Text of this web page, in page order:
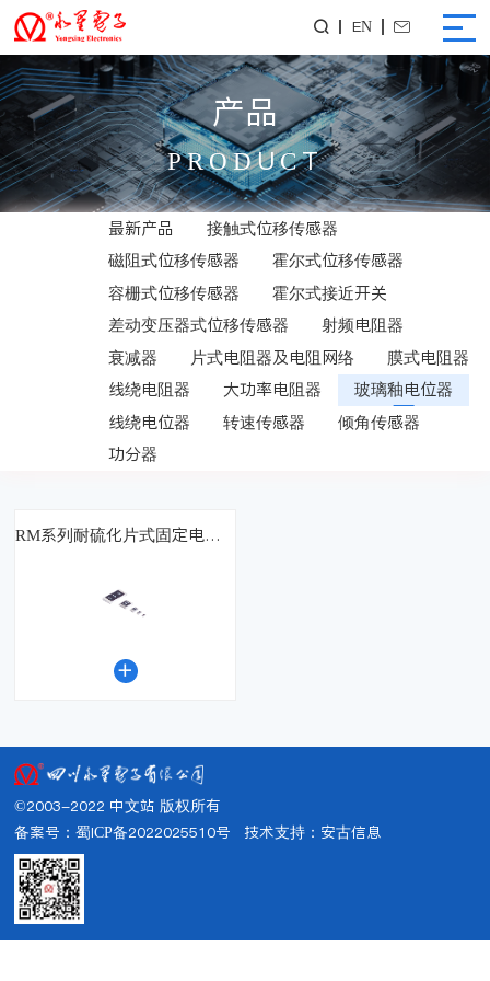
 EN 
产品
PRODUCT
最新产品
接触式位移传感器
磁阻式位移传感器
霍尔式位移传感器
容栅式位移传感器
霍尔式接近开关
差动变压器式位移传感器
射频电阻器
衰减器
片式电阻器及电阻网络
膜式电阻器
线绕电阻器
大功率电阻器
玻璃釉电位器
线绕电位器
转速传感器
倾角传感器
功分器
RM系列耐硫化片式固定电阻器

©2003-2022 中文站 版权所有
备案号：蜀ICP备2022025510号 技术支持： 安古信息